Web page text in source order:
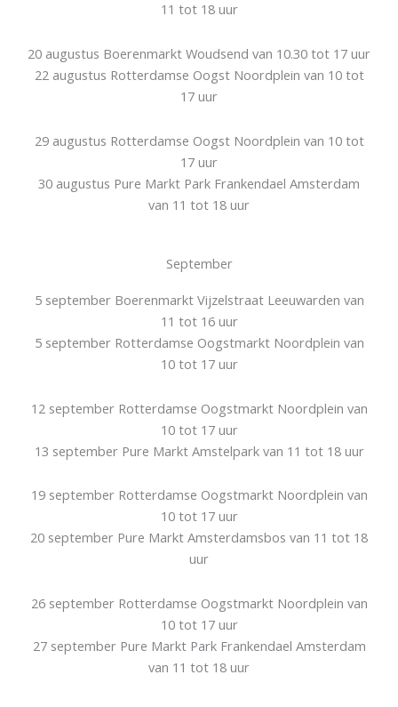
11 tot 18 uur
20 augustus Boerenmarkt Woudsend van 10.30 tot 17 uur
22 augustus Rotterdamse Oogst Noordplein van 10 tot
17 uur
29 augustus Rotterdamse Oogst Noordplein van 10 tot
17 uur
30 augustus Pure Markt Park Frankendael Amsterdam
van 11 tot 18 uur
September
5 september Boerenmarkt Vijzelstraat Leeuwarden van
11 tot 16 uur
5 september Rotterdamse Oogstmarkt Noordplein van
10 tot 17 uur
12 september Rotterdamse Oogstmarkt Noordplein van
10 tot 17 uur
13 september Pure Markt Amstelpark van 11 tot 18 uur
19 september Rotterdamse Oogstmarkt Noordplein van
10 tot 17 uur
20 september Pure Markt Amsterdamsbos van 11 tot 18
uur
26 september Rotterdamse Oogstmarkt Noordplein van
10 tot 17 uur
27 september Pure Markt Park Frankendael Amsterdam
van 11 tot 18 uur